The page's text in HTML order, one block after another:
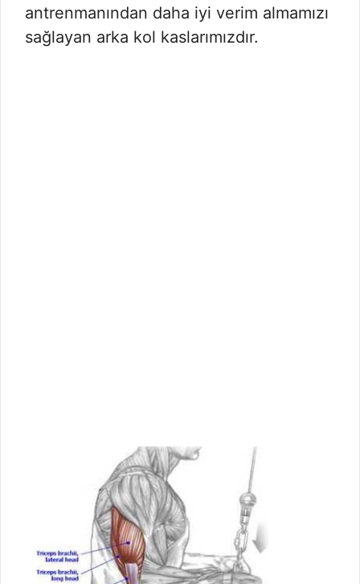
antrenmanından daha iyi verim almamızı
sağlayan arka kol kaslarımızdır.